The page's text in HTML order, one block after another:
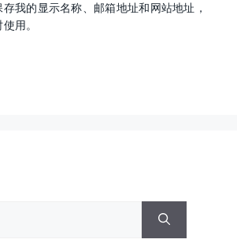
我的显示名称、邮箱地址和网站地址，
用。